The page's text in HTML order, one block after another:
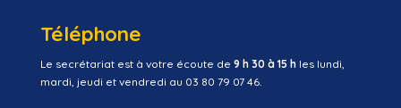
Téléphone
Le secrétariat est à votre écoute de 9 h 30 à 15 hles lundi,
mardi, jeudi et vendredi au 03 80 79 07 46.